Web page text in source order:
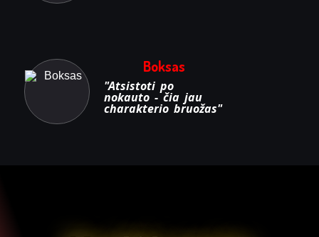
Boksas
"Atsistoti po
nokauto - čia jau
charakterio bruožas"